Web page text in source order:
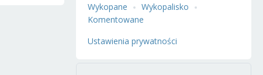
Wykopane
Wykopalisko
Komentowane
Ustawienia prywatności